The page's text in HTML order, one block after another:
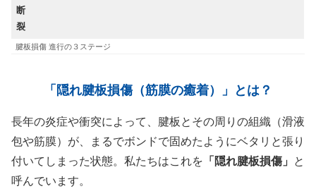
断
裂
腱板損傷 進行の３ステージ
「隠れ腱板損傷（筋膜の癒着）」とは？
長年の炎症や衝突によって、腱板とその周りの組織（滑液
包や筋膜）が、まるでボンドで固めたようにベタリと張り
付いてしまった状態。私たちはこれを 「隠れ腱板損傷」
と
呼んでいます。